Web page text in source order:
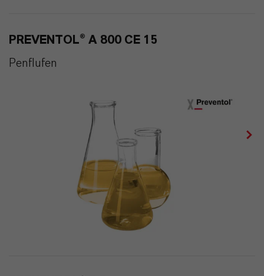
PREVENTOL® A 800 CE 15
Penflufen